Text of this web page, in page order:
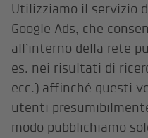
Utilizziamo il servizio
Google Ads, che
all’interno della rete
es. nei risultati di
ecc.) affinché questi
utenti
modo pubblichiamo